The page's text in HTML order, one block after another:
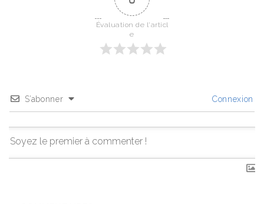
Évaluation de l'articl
e
S’abonner Connexion